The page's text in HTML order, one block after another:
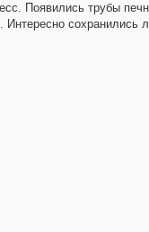
Появились трубы
сохранились